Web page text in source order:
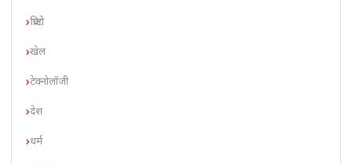
क्रिप्टो
खेल
टेक्नोलॉजी
देश
धर्म